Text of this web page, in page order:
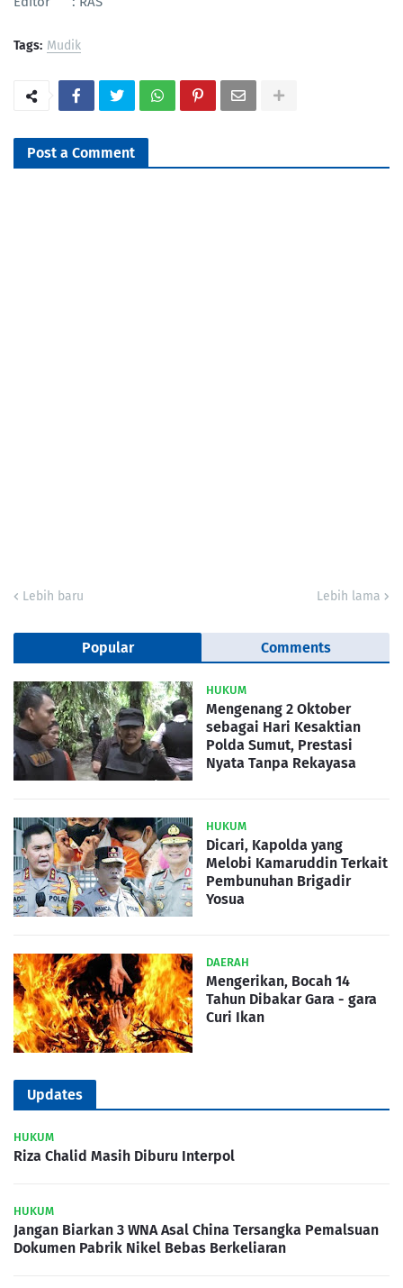
Tags: Mudik
Post a Comment
Lebih baru Lebih lama
Popular Comments
HUKUM
Mengenang 2 Oktober
sebagai Hari Kesaktian
Polda Sumut, Prestasi
Nyata Tanpa Rekayasa
HUKUM
Dicari, Kapolda yang
Melobi Kamaruddin Terkait
Pembunuhan Brigadir
Yosua
DAERAH
Mengerikan, Bocah 14
Tahun Dibakar Gara - gara
Curi Ikan
Updates
HUKUM
Riza Chalid Masih Diburu Interpol
HUKUM
Jangan Biarkan 3 WNA Asal China Tersangka Pemalsuan
Dokumen Pabrik Nikel Bebas Berkeliaran